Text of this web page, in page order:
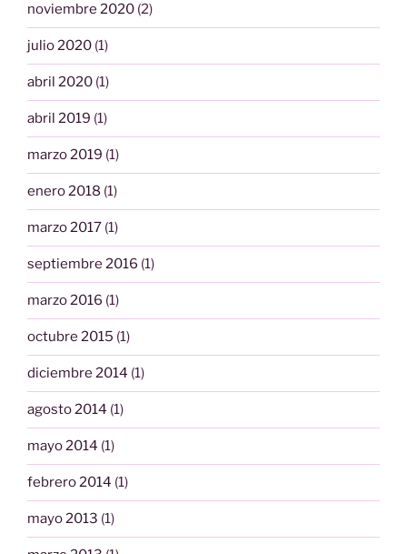
noviembre 2020 (2)
julio 2020 (1)
abril 2020 (1)
abril 2019 (1)
marzo 2019 (1)
enero 2018 (1)
marzo 2017 (1)
septiembre 2016 (1)
marzo 2016 (1)
octubre 2015 (1)
diciembre 2014 (1)
agosto 2014 (1)
mayo 2014 (1)
febrero 2014 (1)
mayo 2013 (1)